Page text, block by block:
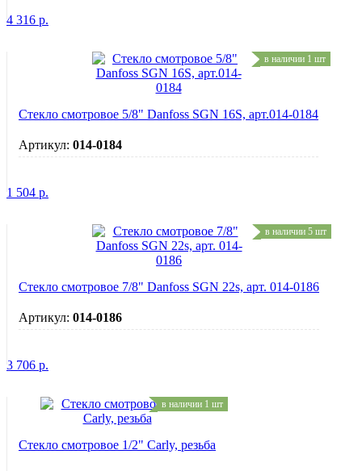
4 316 р.
в наличии 1 шт
Стекло смотровое 5/8" Danfoss SGN 16S, арт.014-0184
Артикул: 014-0184
1 504 р.
в наличии 5 шт
Стекло смотровое 7/8" Danfoss SGN 22s, арт. 014-0186
Артикул: 014-0186
3 706 р.
в наличии 1 шт
Стекло смотровое 1/2" Carly, резьба